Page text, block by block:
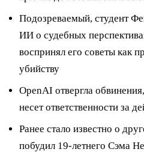
Подозреваемый, студент
ИИ о судебных
воспринял его советы как
убийству
OpenAI отвергла
несет ответственности за
Ранее стало известно о
побудил 19-летнего Сэма